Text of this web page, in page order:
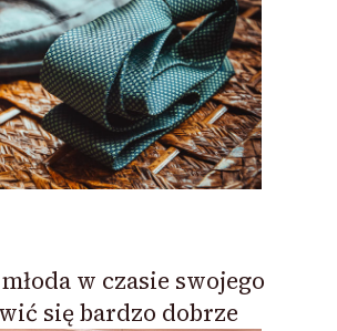
w czasie swojego
się bardzo dobrze